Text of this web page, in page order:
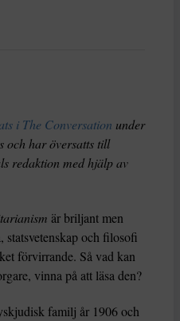
i The Conversation under
och har översatts till
redaktion med hjälp av
är briljant men
statsvetenskap och filosofi
förvirrande. Så vad kan
vinna på att läsa den?
familj år 1906 och